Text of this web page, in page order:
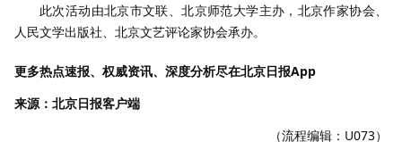
此次活动由北京市文联、北京师范大学主办，北京作家协会、
人民文学出版社、北京文艺评论家协会承办。
更多热点速报、权威资讯、深度分析尽在北京日报App
来源：北京日报客户端
（流程编辑：U073）